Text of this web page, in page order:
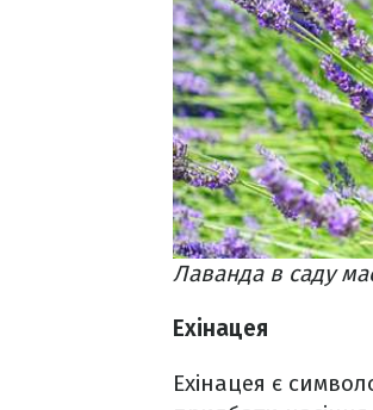
Лаванда в саду
Ехінацея
Ехінацея є